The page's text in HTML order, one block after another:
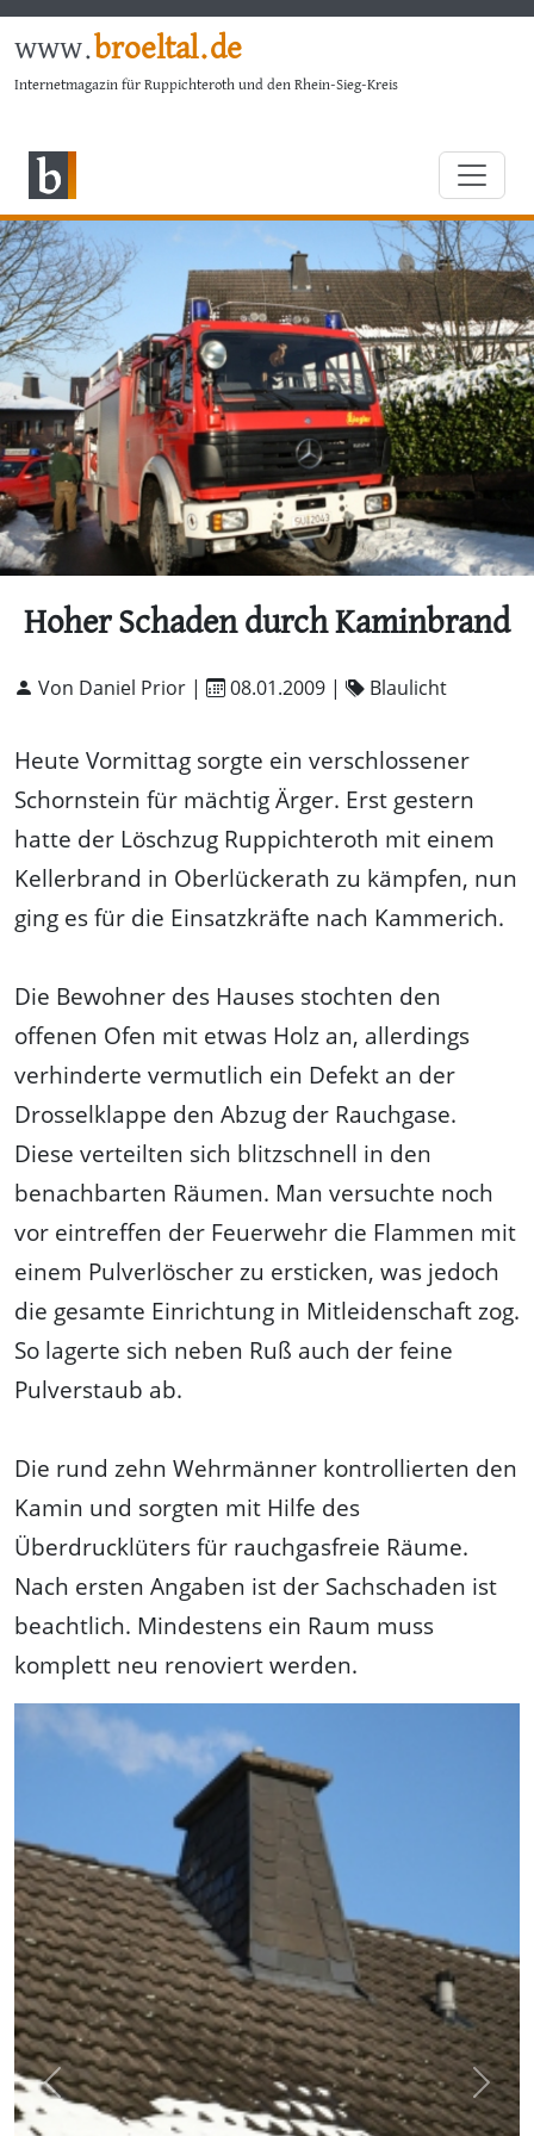
www.broeltal.de
Internetmagazin für Ruppichteroth und den Rhein-Sieg-Kreis
Hoher Schaden durch Kaminbrand
Von Daniel Prior | 08.01.2009 | Blaulicht
Heute Vormittag sorgte ein verschlossener
Schornstein für mächtig Ärger. Erst gestern
hatte der Löschzug Ruppichteroth mit einem
Kellerbrand in Oberlückerath zu kämpfen, nun
ging es für die Einsatzkräfte nach Kammerich.
Die Bewohner des Hauses stochten den
offenen Ofen mit etwas Holz an, allerdings
verhinderte vermutlich ein Defekt an der
Drosselklappe den Abzug der Rauchgase.
Diese verteilten sich blitzschnell in den
benachbarten Räumen. Man versuchte noch
vor eintreffen der Feuerwehr die Flammen mit
einem Pulverlöscher zu ersticken, was jedoch
die gesamte Einrichtung in Mitleidenschaft zog.
So lagerte sich neben Ruß auch der feine
Pulverstaub ab.
Die rund zehn Wehrmänner kontrollierten den
Kamin und sorgten mit Hilfe des
Überdrucklüters für rauchgasfreie Räume.
Nach ersten Angaben ist der Sachschaden ist
beachtlich. Mindestens ein Raum muss
komplett neu renoviert werden.
Previous Next